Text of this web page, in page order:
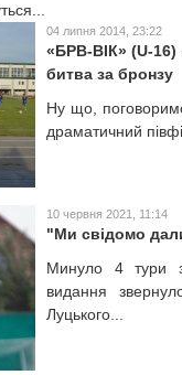
04 липня 2014, 23:22
«БРВ-ВІК» (U-16)
битва за бронзу
Ну що,
драматичний
10 червня 2021, 11:14
"Ми свідомо
Минуло 4 тури
видання
Луцького...